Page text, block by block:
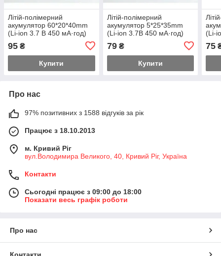
Літій-полімерний
акумулятор 60*20*40mm
(Li-ion 3.7 В 450 мА·год)
95 ₴
Купити
Літій-полімерний
акумулятор 5*25*35mm
(Li-ion 3.7В 450 мА·год)
79₴
Купити
(Li-
75
Про нас
97% позитивних з 1588 відгуків за рік
Працює з 18.10.2013
м. Кривий Ріг
вул.Володимира Великого, 40, Кривий Ріг, Україна
Контакти
Сьогодні працює з 09:00 до 18:00
Показати весь графік роботи
Про нас
Контакти